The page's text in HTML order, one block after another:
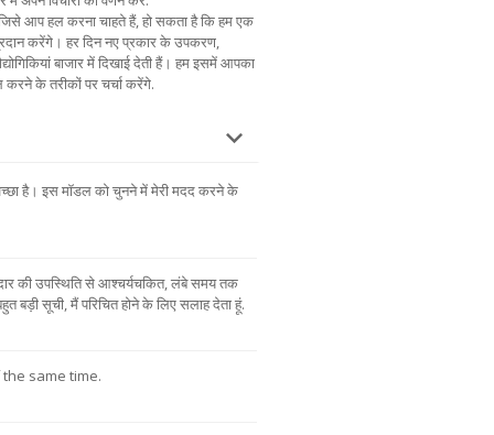
आप हल करना चाहते हैं, हो सकता है कि हम एक
करेंगे। हर दिन नए प्रकार के उपकरण,
बाजार में दिखाई देती हैं। हम इसमें आपका
के तरीकों पर चर्चा करेंगे.
है। इस मॉडल को चुनने में मेरी मदद करने के
की उपस्थिति से आश्चर्यचकित, लंबे समय तक
बड़ी सूची, मैं परिचित होने के लिए सलाह देता हूं.
same time.